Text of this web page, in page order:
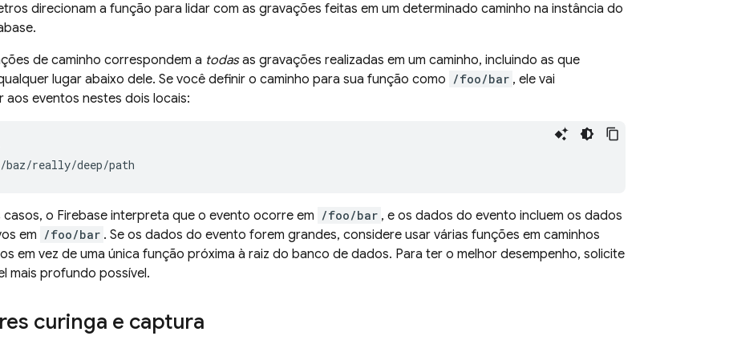
direcionam a função para lidar com as gravações feitas em um determinado caminho na instância do
.
de caminho correspondem a todasas gravações realizadas em um caminho, incluindo as que
lugar abaixo dele. Se você definir o caminho para sua função como /foo/bar , ele vai
aos eventos nestes dois locais:
casos, o Firebase interpreta que o evento ocorre em /foo/bar , e os dados do evento incluem os dados
em /foo/bar . Se os dados do evento forem grandes, considere usar várias funções em caminhos
em vez de uma única função próxima à raiz do banco de dados. Para ter o melhor desempenho, solicite
mais profundo possível.
curinga e captura